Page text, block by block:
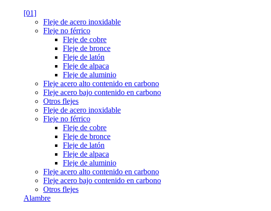
[01]
Fleje de acero inoxidable
Fleje no férrico
Fleje de cobre
Fleje de bronce
Fleje de latón
Fleje de alpaca
Fleje de aluminio
Fleje acero alto contenido en carbono
Fleje acero bajo contenido en carbono
Otros flejes
Fleje de acero inoxidable
Fleje no férrico
Fleje de cobre
Fleje de bronce
Fleje de latón
Fleje de alpaca
Fleje de aluminio
Fleje acero alto contenido en carbono
Fleje acero bajo contenido en carbono
Otros flejes
Alambre